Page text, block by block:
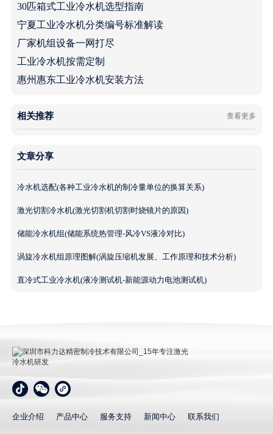
30匹箱式工业冷水机选型指南
宁夏工业冷水机分类编号标准解读
厂家机组设备一网打尽
工业冷水机按需定制
惠州惠东工业冷水机安装方法
相关推荐 查看更多
文章分享
冷水机选配(各种工业冷水机的制冷量单位的换算关系)
激光切割冷水机(激光切割机切割时烧镜片的原因)
储能冷水机组(储能系统热管理-风冷VS液冷对比)
涡旋冷水机组原理图解(涡旋压缩机发展、工作原理和技术分析)
直冷式工业冷水机(液冷测试机-新能源动力电池测试机)
深圳市科力达精密制冷技术有限公司_15年专注激光冷
水机研发
企业介绍 产品中心 服务支持 新闻中心 联系我们